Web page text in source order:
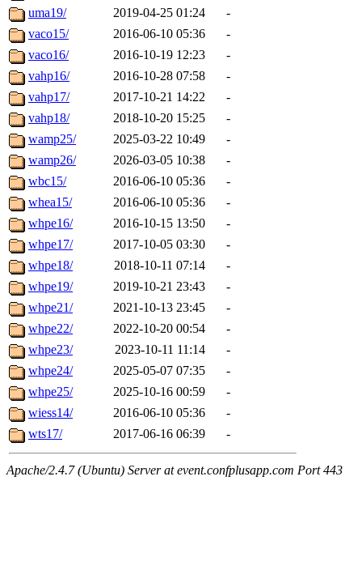
uma19/
2019-04-25 01:24
-
vaco15/
2016-06-10 05:36
-
vaco16/
2016-10-19 12:23
-
vahp16/
2016-10-28 07:58
-
vahp17/
2017-10-21 14:22
-
vahp18/
2018-10-20 15:25
-
wamp25/
2025-03-22 10:49
-
wamp26/
2026-03-05 10:38
-
wbc15/
2016-06-10 05:36
-
whea15/
2016-06-10 05:36
-
whpe16/
2016-10-15 13:50
-
whpe17/
2017-10-05 03:30
-
whpe18/
2018-10-11 07:14
-
whpe19/
2019-10-21 23:43
-
whpe21/
2021-10-13 23:45
-
whpe22/
2022-10-20 00:54
-
whpe23/
2023-10-11 11:14
-
whpe24/
2025-05-07 07:35
-
whpe25/
2025-10-16 00:59
-
wiess14/
2016-06-10 05:36
-
wts17/
2017-06-16 06:39 -
Apache/2.4.7 (Ubuntu) Server at event.confplusapp.com Port 443